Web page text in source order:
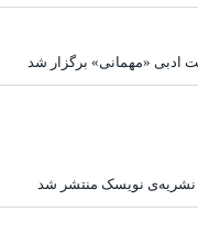
ادبی «مهمانی» برگزار شد
نشریه‌ی نویسک منتشر شد